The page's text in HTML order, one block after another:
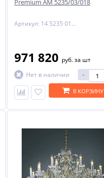
Premium AM 5235/03/018
Артикул: 14 5235 018 90 11 07 70
971 820 руб.за шт
Нет в наличии
-
В КОРЗИНУ